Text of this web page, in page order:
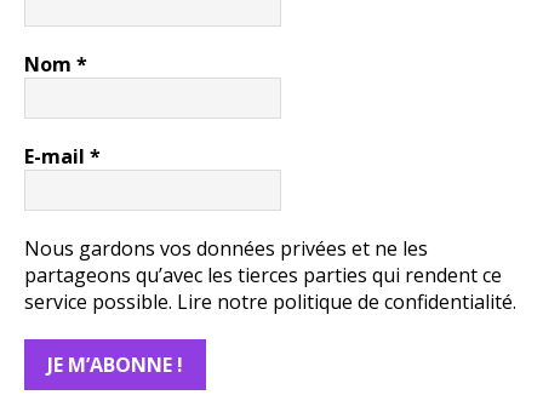
Nom *
E-mail *
Nous gardons vos données privées et ne les
partageons qu’avec les tierces parties qui rendent ce
service possible. Lire notre politique de confidentialité.